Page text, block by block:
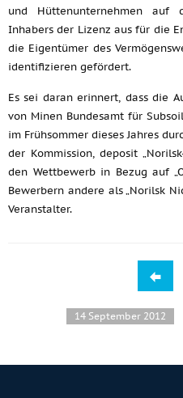
und Hüttenunternehmen auf
Inhabers der Lizenz aus für die
die Eigentümer des
identifizieren gefördert.
Es sei daran erinnert, dass die
von Minen Bundesamt für
im Frühsommer dieses Jahres
der Kommission, deposit
den Wettbewerb in Bezug auf
Bewerbern andere als „Norilsk
Veranstalter.
14 September 2012